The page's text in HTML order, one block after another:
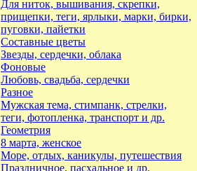
Для ниток, вышивания, скрепки,
прищепки, теги, ярлыки, марки, бирки,
пуговки, пайетки
Составные цветы
Звезды, сердечки, облака
Фоновые
Любовь, свадьба, сердечки
Разное
Мужская тема, стимпанк, стрелки,
теги, фотопленка, транспорт и др.
Геометрия
8 марта, женское
Море, отдых, каникулы, путешествия
Праздничное, пасхальное и др.